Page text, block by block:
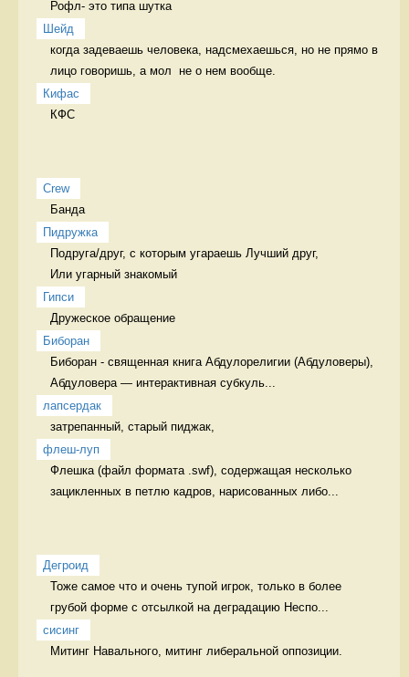
Рофл- это типа шутка
Шейд
когда задеваешь человека, надсмехаешься, но не прямо в
лицо говоришь, а мол  не о нем вообще.
Кифас
КФС
Crew
Банда
Пидружка
Подруга/друг, с которым угараешь Лучший друг,
Или угарный знакомый
Гипси
Дружеское обращение
Биборан
Биборан - священная книга Абдулорелигии (Абдуловеры),
Абдуловера — интерактивная субкуль...
лапсердак
затрепанный, старый пиджак,
флеш-луп
Флешка (файл формата .swf), содержащая несколько
зацикленных в петлю кадров, нарисованных либо...
Дегроид
Тоже самое что и очень тупой игрок, только в более
грубой форме с отсылкой на деградацию Неспо...
сисинг
Митинг Навального, митинг либеральной оппозиции.